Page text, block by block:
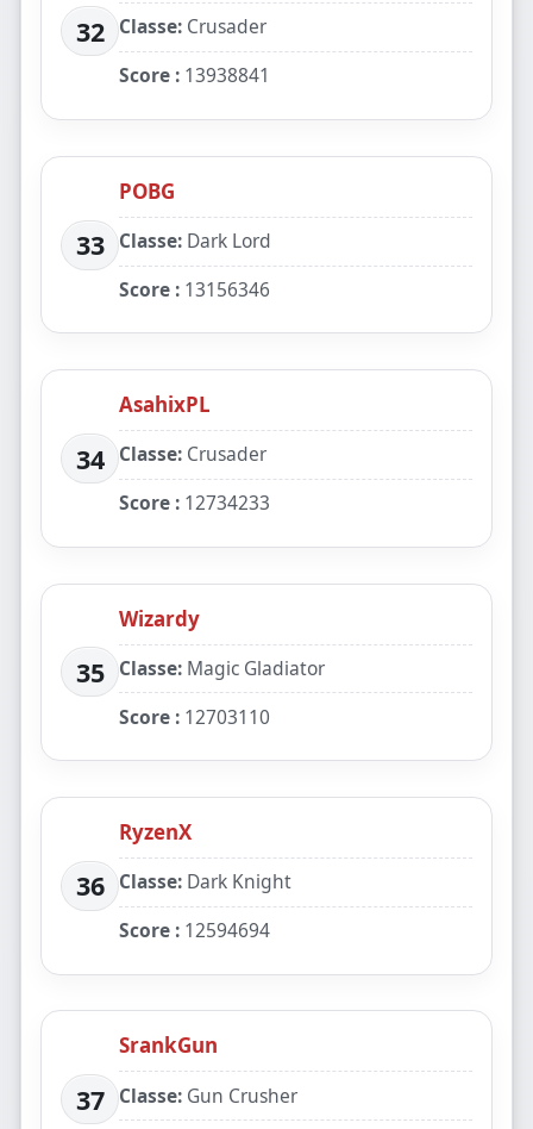
32 Classe: Crusader
Score : 13938841
33
POBG
Classe: Dark Lord
Score : 13156346
34
AsahixPL
Classe: Crusader
Score : 12734233
35
Wizardy
Classe: Magic Gladiator
Score : 12703110
36
RyzenX
Classe: Dark Knight
Score : 12594694
37
SrankGun
Classe: Gun Crusher